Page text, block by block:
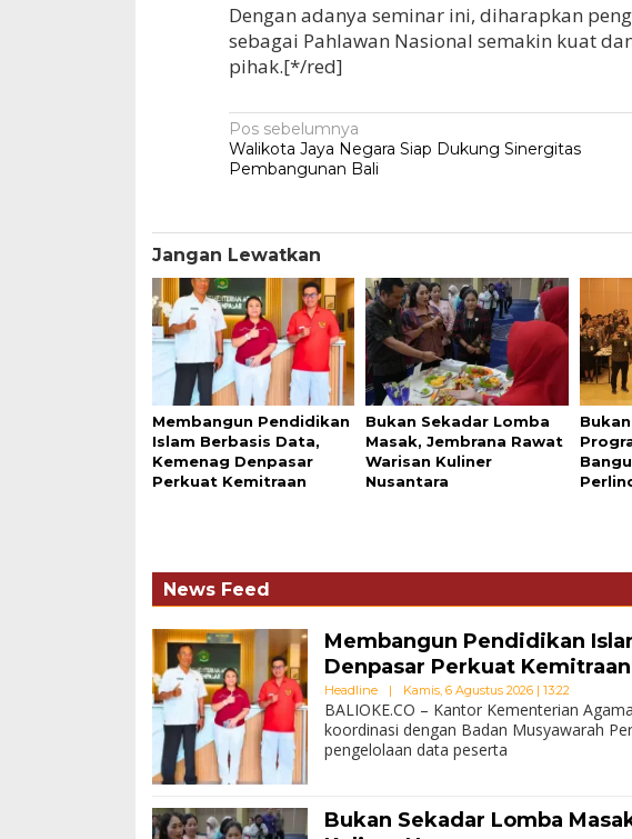
Dengan adanya seminar ini, diharapkan
sebagai Pahlawan Nasional semakin kuat
pihak.[*/red]
Navigasi
pos
Pos sebelumnya
Walikota Jaya Negara Siap Dukung Sinergitas
Pembangunan Bali
Jangan Lewatkan
Membangun Pendidikan
Islam Berbasis Data,
Kemenag Denpasar
Perkuat Kemitraan
Bukan Sekadar Lomba
Masak, Jembrana Rawat
Warisan Kuliner
Nusantara
News Feed
Membangun Pendidikan
Denpasar Perkuat Kemitraan
Headline | Kamis, 6 Agustus 2026 | 13:22
BALIOKE.CO – Kantor Kementerian
koordinasi dengan Badan Musyawarah
pengelolaan data peserta
Bukan Sekadar Lomba